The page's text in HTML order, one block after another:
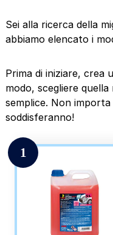
Sei alla ricerca della
abbiamo elencato i
Prima di iniziare, crea
modo, scegliere
semplice. Non
soddisferanno!
1